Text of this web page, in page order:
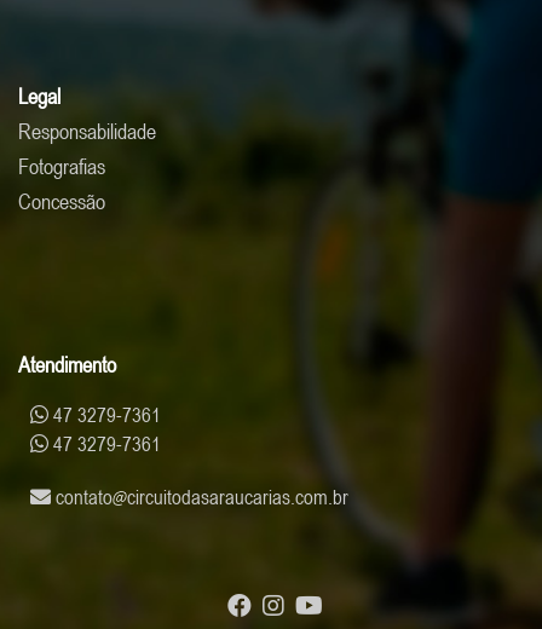
Legal
Responsabilidade
Fotografias
Concessão
Atendimento
47 3279-7361
47 3279-7361
contato circuitodasaraucarias.com.br